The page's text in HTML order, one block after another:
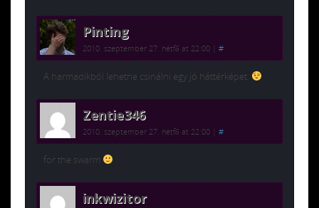
Pinting
2010. szeptember 27. hétfő at 22:00 #
A harmadikból lehetne csinálni egy jó háttérképet.
Zentie346
2010. szeptember 27. hétfő at 22:00 #
for the swarm
inkwizitor